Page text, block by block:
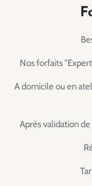
Nos forfaits
A domicile ou en
Après validation